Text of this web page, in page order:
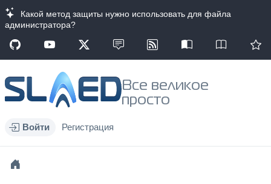
Какой метод защиты нужно использовать для файла
администратора?
Все великое
просто
Войти Регистрация